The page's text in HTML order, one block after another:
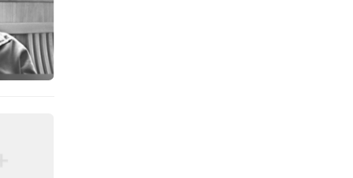
摘得
其
带领